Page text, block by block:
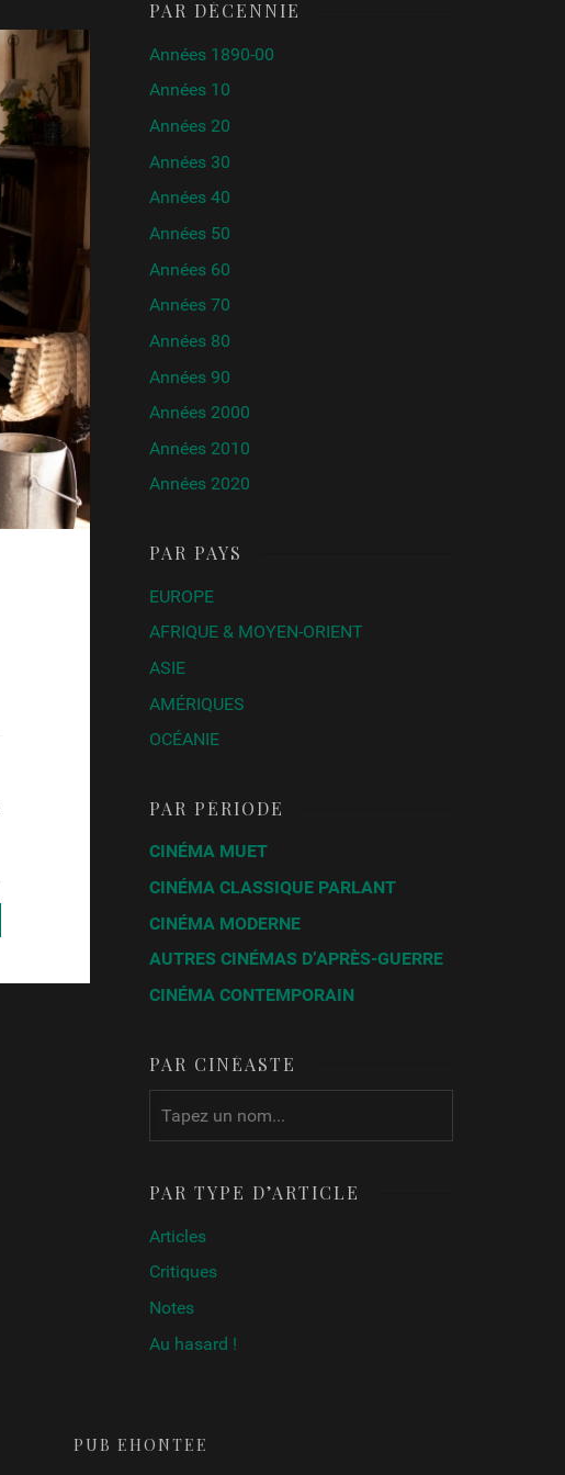
PAR DÉCENNIE
Années 1890-00
Années 10
Années 20
Années 30
Années 40
Années 50
Années 60
Années 70
Années 80
Années 90
Années 2000
Années 2010
Années 2020
PAR PAYS
EUROPE
AFRIQUE & MOYEN-ORIENT
ASIE
AMÉRIQUES
OCÉANIE
PAR PÉRIODE
CINÉMA MUET
CINÉMA CLASSIQUE PARLANT
CINÉMA MODERNE
AUTRES CINÉMAS D’APRÈS-GUERRE
CINÉMA CONTEMPORAIN
PAR CINÉASTE
PAR TYPE D’ARTICLE
Articles
Critiques
Notes
Au hasard !
PUB ÉHONTÉE